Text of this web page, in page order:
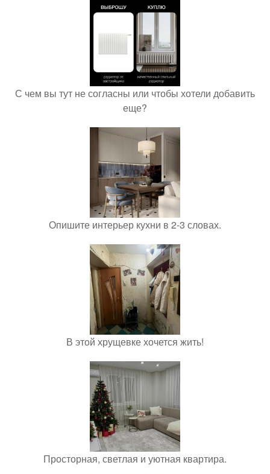
С чем вы тут не согласны или чтобы хотели добавить
еще?
Опишите интерьер кухни в 2-3 словах.
В этой хрущевке хочется жить!
Просторная, светлая и уютная квартира.